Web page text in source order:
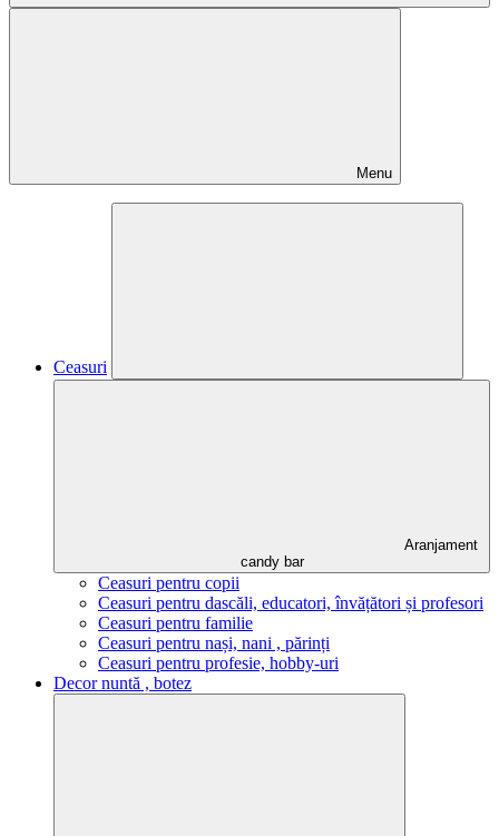
Menu
Ceasuri
Aranjament
candy bar
Ceasuri pentru copii
Ceasuri pentru dascăli, educatori, învățători și profesori
Ceasuri pentru familie
Ceasuri pentru nași, nani , părinți
Ceasuri pentru profesie, hobby-uri
Decor nuntă , botez